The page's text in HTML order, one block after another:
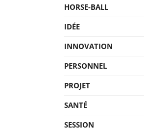
HORSE-BALL
IDÉE
INNOVATION
PERSONNEL
PROJET
SANTÉ
SESSION